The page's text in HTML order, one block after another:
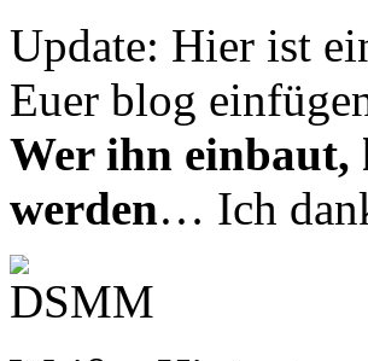
Update: Hier ist
Euer blog
Wer ihn
werden… Ich